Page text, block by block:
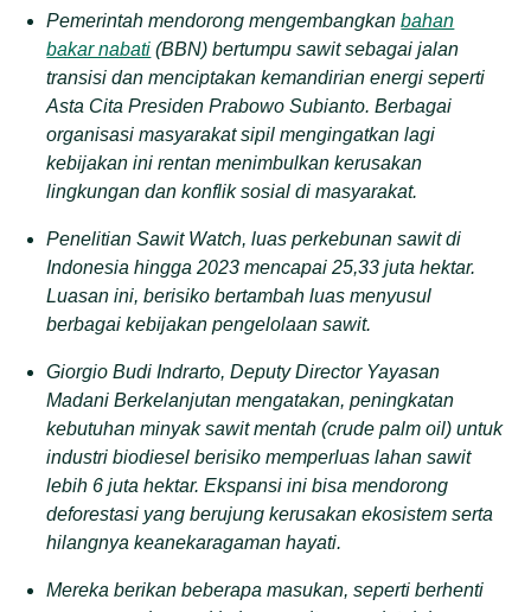
Pemerintah mendorong mengembangkanbahan
bakar nabati (BBN) bertumpu sawit sebagai jalan
transisi dan menciptakan kemandirian energi seperti
Asta Cita Presiden Prabowo Subianto. Berbagai
organisasi masyarakat sipil mengingatkan lagi
kebijakan ini rentan menimbulkan kerusakan
lingkungan dan konflik sosial di masyarakat.
Penelitian Sawit Watch, luas perkebunan sawit di
Indonesia hingga 2023 mencapai 25,33 juta hektar.
Luasan ini, berisiko bertambah luas menyusul
berbagai kebijakan pengelolaan sawit.
Giorgio Budi Indrarto, Deputy Director Yayasan
Madani Berkelanjutan mengatakan, peningkatan
kebutuhan minyak sawit mentah (crude palm oil) untuk
industri biodiesel berisiko memperluas lahan sawit
lebih 6 juta hektar. Ekspansi ini bisa mendorong
deforestasi yang berujung kerusakan ekosistem serta
hilangnya keanekaragaman hayati.
Mereka berikan beberapa masukan, seperti berhenti